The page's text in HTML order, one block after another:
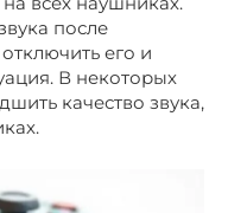
после
его и
В некоторых
качество звука,